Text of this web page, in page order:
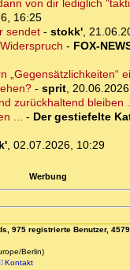
von dir lediglich
16:25
sendet- stokk',
- FOX-
„Gegensätzlichkeiten“
- sprit,
zurückhaltend bleiben
... - Der gestiefelte
, 02.07.2026, 10:29
Werbung
975 registrierte Benutzer,
Berlin)
Kontakt